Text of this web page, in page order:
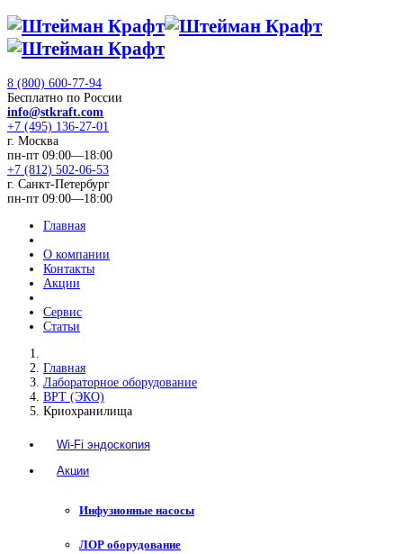
8 (800) 600-77-94
Бесплатно по России
info@stkraft.com
+7 (495) 136-27-01
г. Москва
пн-пт 09:00—18:00
+7 (812) 502-06-53
г. Санкт-Петербург
пн-пт 09:00—18:00
Главная
О компании
Контакты
Акции
Сервис
Статьи
Главная
Лабораторное оборудование
ВРТ (ЭКО)
Криохранилища
Wi-Fi эндоскопия
Акции
Инфузионные насосы
ЛОР оборудование